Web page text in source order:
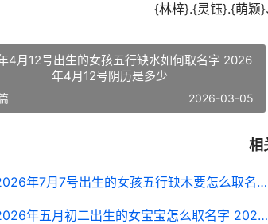
{林梓}.{灵钰}.{萌颖
4月12号出生的女孩五行缺水如何取名字 2026
年4月12号阴历是多少
2026-03-05
相
2026年7月7号出生的女孩五行缺木要怎么取名字 2026年7月7日是农历几月初几
2026年五月初二出生的女宝宝怎么取名字 2026年五月初二猪男命最忌讳三个